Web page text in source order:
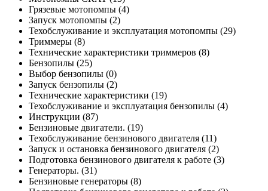
Грязевые мотопомпы (4)
Запуск мотопомпы (2)
Техобслуживание и эксплуатация мотопомпы (29)
Триммеры (8)
Технические характеристики триммеров (8)
Бензопилы (25)
Выбор бензопилы (0)
Запуск бензопилы (2)
Технические характеристики (19)
Техобслуживание и эксплуатация бензопилы (4)
Инструкции (87)
Бензиновые двигатели. (19)
Техобслуживание бензинового двигателя (11)
Запуск и остановка бензинового двигателя (2)
Подготовка бензинового двигателя к работе (3)
Генераторы. (31)
Бензиновые генераторы (8)